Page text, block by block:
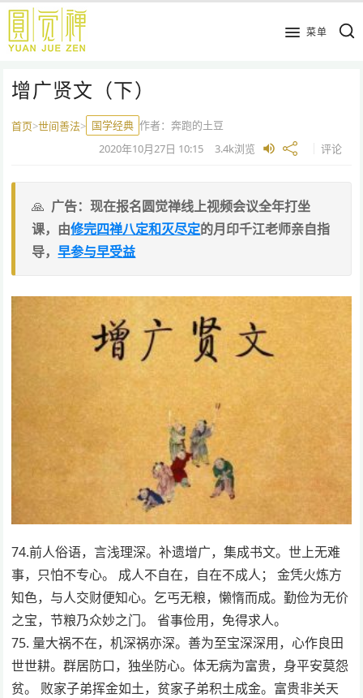
跳
主
菜单
增广贤文（下）
首页>世间善法> 国学经典 作者：奔跑的土豆
2020年10月27日 10:15 3.4k浏览 评论
广告：现在报名圆觉禅线上视频会议全年打坐
课，由修完四禅八定和灭尽定的月印千江老师亲自指
导，早参与早受益
74.前人俗语，言浅理深。补遗增广，集成书文。世上无难
事，只怕不专心。 成人不自在，自在不成人； 金凭火炼方
知色，与人交财便知心。乞丐无粮，懒惰而成。勤俭为无价
之宝，节粮乃众妙之门。 省事俭用，免得求人。
75. 量大祸不在，机深祸亦深。善为至宝深深用，心作良田
世世耕。群居防口，独坐防心。体无病为富贵，身平安莫怨
贫。 败家子弟挥金如土，贫家子弟积土成金。富贵非关天